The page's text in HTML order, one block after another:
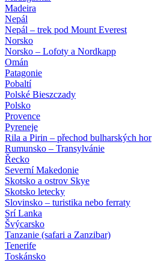
Madeira
Nepál
Nepál – trek pod Mount Everest
Norsko
Norsko – Lofoty a Nordkapp
Omán
Patagonie
Pobaltí
Polské Bieszczady
Polsko
Provence
Pyreneje
Rila a Pirin – přechod bulharských hor
Rumunsko – Transylvánie
Řecko
Severní Makedonie
Skotsko a ostrov Skye
Skotsko letecky
Slovinsko – turistika nebo ferraty
Srí Lanka
Švýcarsko
Tanzanie (safari a Zanzibar)
Tenerife
Toskánsko